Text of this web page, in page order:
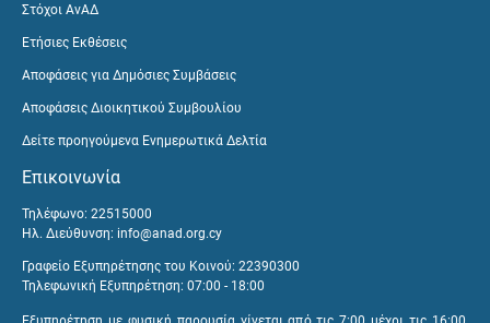
Στόχοι ΑνΑΔ
Ετήσιες Εκθέσεις
Αποφάσεις για Δημόσιες Συμβάσεις
Αποφάσεις Διοικητικού Συμβουλίου
Δείτε προηγούμενα Ενημερωτικά Δελτία
Επικοινωνία
Τηλέφωνο: 22515000
Ηλ. Διεύθυνση: info@anad.org.cy
Γραφείο Εξυπηρέτησης του Κοινού: 22390300
Τηλεφωνική Εξυπηρέτηση: 07:00 - 18:00